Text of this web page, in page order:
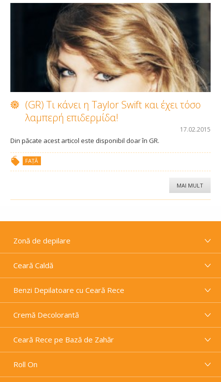
(GR) Τι κάνει η Taylor Swift και έχει τόσο
λαμπερή επιδερμίδα!
17.02.2015
Din păcate acest articol este disponibil doar în GR.
FAȚĂ
MAI MULT
Zonă de depilare
Ceară Caldă
Benzi Depilatoare cu Ceară Rece
Cremă Decolorantă
Ceară Rece pe Bază de Zahăr
Roll On